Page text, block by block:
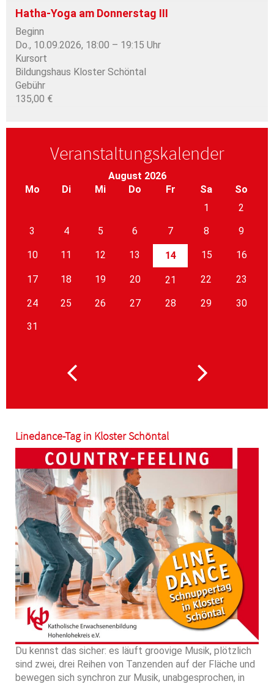
Hatha-Yoga am Donnerstag III
Beginn
Do., 10.09.2026, 18:00 – 19:15 Uhr
Kursort
Bildungshaus Kloster Schöntal
Gebühr
135,00 €
Veranstaltungskalender
August 2026
Mo
Di Mi Do Fr Sa
So
1
2
3
4 5 6 7 8 9
10 11 12 13 14 15 16
17 18 19 20 21 22 23
24 25 26 27 28 29
30
31
Linedance-Tag in Kloster Schöntal
Du kennst das sicher: es läuft groovige Musik, plötzlich
sind zwei, drei Reihen von Tanzenden auf der Fläche und
bewegen sich synchron zur Musik, unabgesprochen, in